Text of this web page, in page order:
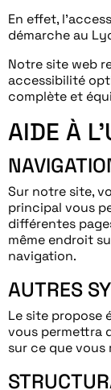
En effet,
démarche au
Notre site web
accessibilité
complète et
AIDE À
Sur notre site,
principal vous
différentes
même endroit
navigation.
AUTRES
Le site propose
vous permettra
sur ce que vous